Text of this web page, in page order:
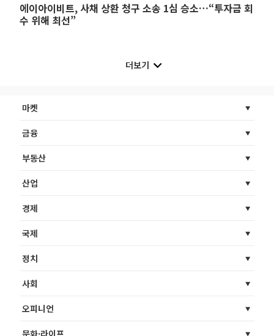
에이아이비트, 사채 상환 청구 소송 1심 승소…“투자금 회
수 위해 최선”
더보기
마켓
금융
부동산
산업
경제
국제
정치
사회
오피니언
문화·라이프